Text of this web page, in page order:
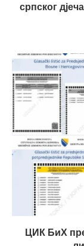
српског
ЦИК БиХ